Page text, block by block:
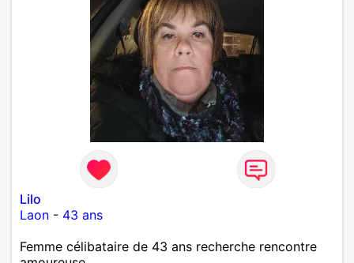
Lilo
Laon - 43 ans
Femme célibataire de 43 ans recherche rencontre